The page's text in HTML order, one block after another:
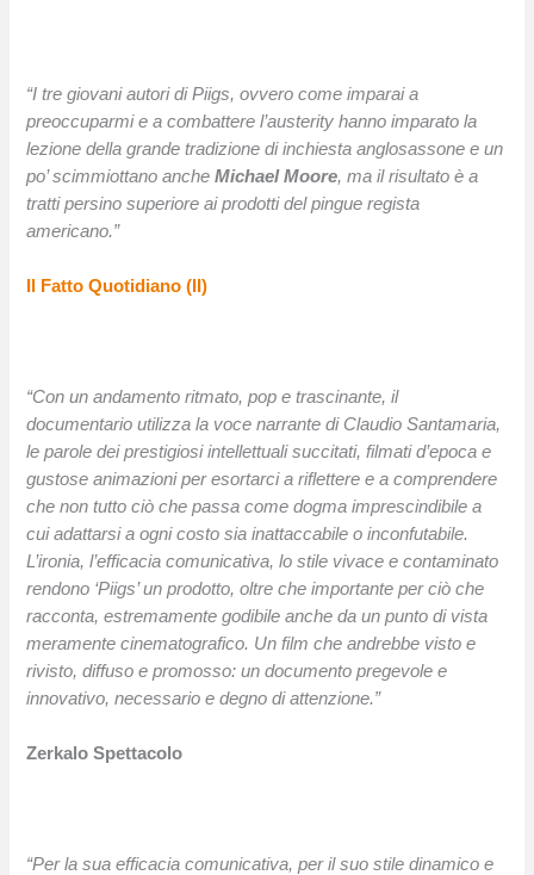
“I tre giovani autori di Piigs, ovvero come imparai a
preoccuparmi e a combattere l’austerity hanno imparato la
lezione della grande tradizione di inchiesta anglosassone e un
po’ scimmiottano ancheMichael Moore, ma il risultato è a
tratti persino superiore ai prodotti del pingue regista
americano.”
Il Fatto Quotidiano (II)
“Con un andamento ritmato, pop e trascinante, il
documentario utilizza la voce narrante di Claudio Santamaria,
le parole dei prestigiosi intellettuali succitati, filmati d’epoca e
gustose animazioni per esortarci a riflettere e a comprendere
che non tutto ciò che passa come dogma imprescindibile a
cui adattarsi a ogni costo sia inattaccabile o inconfutabile.
L’ironia, l’efficacia comunicativa, lo stile vivace e contaminato
rendono ‘Piigs’ un prodotto, oltre che importante per ciò che
racconta, estremamente godibile anche da un punto di vista
meramente cinematografico. Un film che andrebbe visto e
rivisto, diffuso e promosso: un documento pregevole e
innovativo, necessario e degno di attenzione.”
Zerkalo Spettacolo
“Per la sua efficacia comunicativa, per il suo stile dinamico e